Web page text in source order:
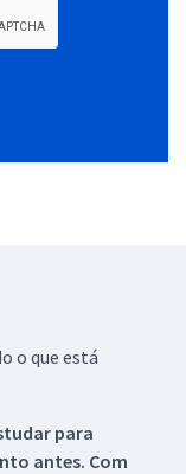
o que está
para
antes. Com